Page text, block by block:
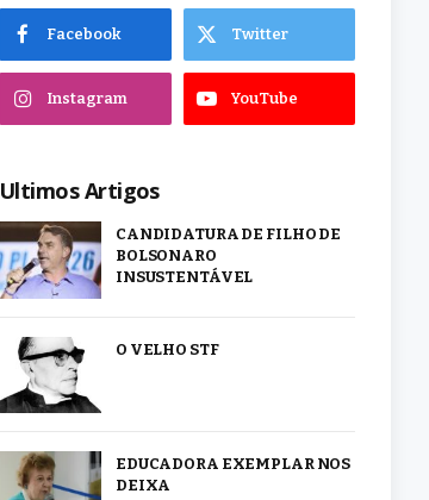
Facebook Twitter
Instagram YouTube
Ultimos Artigos
CANDIDATURA DE FILHO DE
BOLSONARO
INSUSTENTÁVEL
O VELHO STF
EDUCADORA EXEMPLAR NOS
DEIXA